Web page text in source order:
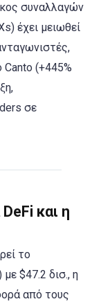
συναλλαγών
έχει μειωθεί
(+445%
σε
και η
το
$47.2 δισ., η
από τους